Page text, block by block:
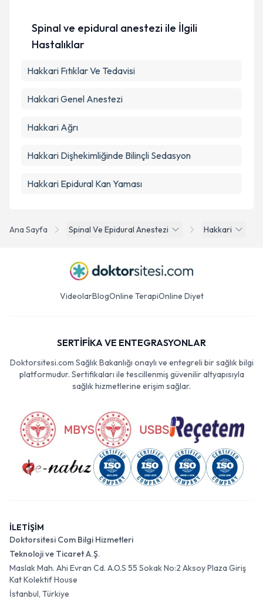
kapsamda işlenmesini kabul ediyorum.
Takvim Talebini Gönder
Ana Sayfa Spinal Ve Epidural Anestezi Hakkari
Spinal ve epidural anestezi ile İlgili
Hastalıklar
Hakkari Fıtıklar Ve Tedavisi
Hakkari Genel Anestezi
Hakkari Ağrı
Hakkari Dişhekimliğinde Bilinçli Sedasyon
Hakkari Epidural Kan Yaması
VideolarBlogOnline TerapiOnline Diyet
SERTİFİKA VE ENTEGRASYONLAR
Doktorsitesi.com Sağlık Bakanlığı onaylı ve entegreli bir sağlık bilgi
platformudur. Sertifikaları ile tescillenmiş güvenilir altyapısıyla
sağlık hizmetlerine erişim sağlar.
İLETİŞİM
Doktorsitesi Com Bilgi Hizmetleri
Teknoloji ve Ticaret A.Ş.
Maslak Mah. Ahi Evran Cd. A.O.S 55 Sokak No:2 Aksoy Plaza Giriş
Kat Kolektif House
İstanbul, Türkiye